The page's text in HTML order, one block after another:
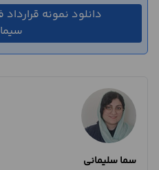
دانلود نمونه
سما سلیمانی